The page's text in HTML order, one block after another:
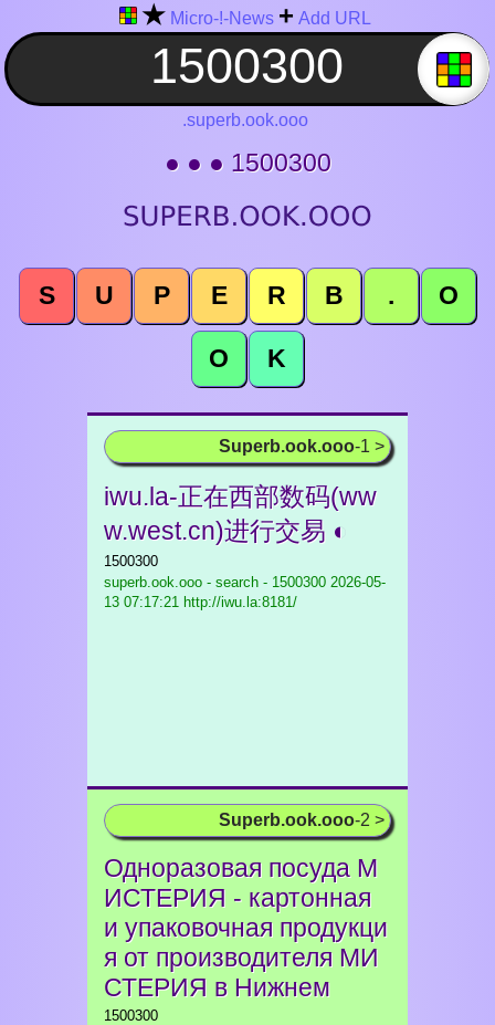
★ Micro-!-News + Add URL
.superb.ook.ooo
● ● ● 1500300
S U P E R B . O
O K
Superb.ook.ooo-1 >
iwu.la-正在西部数码(ww
w.west.cn)进行交易 ◐
1500300
superb.ook.ooo - search - 1500300 2026-05-
13 07:17:21 http://iwu.la:8181/
Superb.ook.ooo-2 >
Одноразовая посуда М
ИСТЕРИЯ - картонная
и упаковочная продукци
я от производителя МИ
СТЕРИЯ в Нижнем
1500300